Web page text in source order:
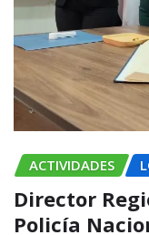
ACTIVIDADES
Director
Policía